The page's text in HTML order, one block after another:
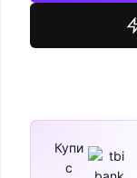
Венера
Купи
с